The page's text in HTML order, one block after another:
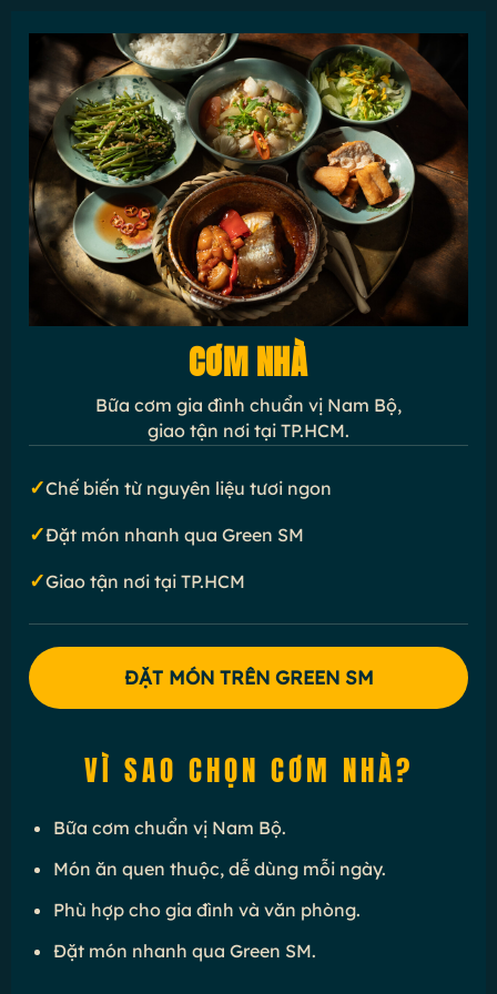
CƠM NHÀ
Bữa cơm gia đình chuẩn vị Nam Bộ,
giao tận nơi tại TP.HCM.
✓Chế biến từ nguyên liệu tươi ngon
✓Đặt món nhanh qua Green SM
✓Giao tận nơi tại TP.HCM
ĐẶT MÓN TRÊN GREEN SM
VÌ SAO CHỌN CƠM NHÀ?
Bữa cơm chuẩn vị Nam Bộ.
Món ăn quen thuộc, dễ dùng mỗi ngày.
Phù hợp cho gia đình và văn phòng.
Đặt món nhanh qua Green SM.